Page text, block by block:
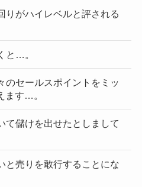
りがハイレベルと評される
と…。
のセールスポイントをミッ
ます…。
て儲けを出せたとしまして
と売りを敢行することにな